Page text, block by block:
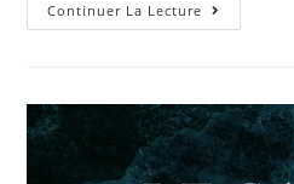
Continuer La Lecture